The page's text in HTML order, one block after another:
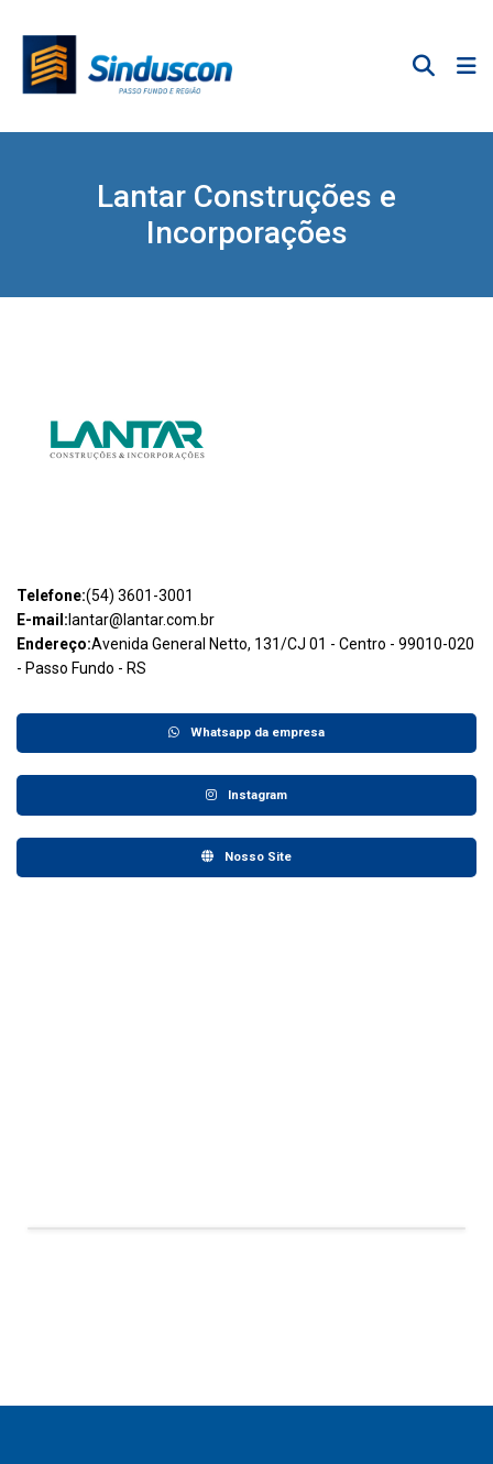
Lantar Construções e
Incorporações
Telefone:(54) 3601-3001
E-mail: lantar@lantar.com.br
Endereço:Avenida General Netto, 131/CJ 01 - Centro - 99010-020
- Passo Fundo - RS
Whatsapp da empresa
Instagram
Nosso Site